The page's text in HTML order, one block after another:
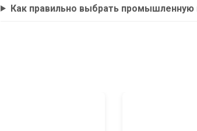
Как правильно выбрать